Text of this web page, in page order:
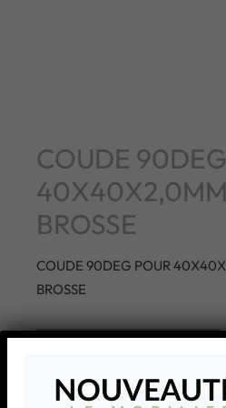
COUDE
BROSSE
COUDE 90DEG POUR
BROSSE